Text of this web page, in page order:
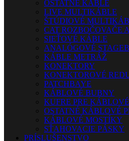
OSTATNÉ KÁBLE
LIVE MULTIKÁBLE
ŠTÚDIOVÉ
CAT ROZBOČOVAČE
SIEŤOVÉ KÁBLE
ANALÓGOVÉ
KÁBLE METRÁŽ
KONEKTORY
KONEKTOROVÉ
PATCHBAYE
KÁBLOVÉ BUBNY
KUFRE PRE
OSTATNÉ KÁBLOVÉ
KÁBLOVÉ MOSTÍKY
SŤAHOVACIE PÁSKY
PRÍSLUŠENSTVO